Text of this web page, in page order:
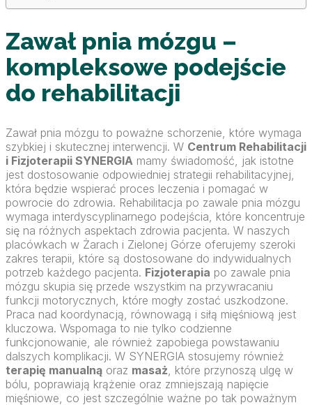
Zawał pnia mózgu –
kompleksowe podejście
do rehabilitacji
Zawał pnia mózgu to poważne schorzenie, które wymaga
szybkiej i skutecznej interwencji. W Centrum Rehabilitacji
i Fizjoterapii SYNERGIA mamy świadomość, jak istotne
jest dostosowanie odpowiedniej strategii rehabilitacyjnej,
która będzie wspierać proces leczenia i pomagać w
powrocie do zdrowia. Rehabilitacja po zawale pnia mózgu
wymaga interdyscyplinarnego podejścia, które koncentruje
się na różnych aspektach zdrowia pacjenta. W naszych
placówkach w Żarach i Zielonej Górze oferujemy szeroki
zakres terapii, które są dostosowane do indywidualnych
potrzeb każdego pacjenta. Fizjoterapia po zawale pnia
mózgu skupia się przede wszystkim na przywracaniu
funkcji motorycznych, które mogły zostać uszkodzone.
Praca nad koordynacją, równowagą i siłą mięśniową jest
kluczowa. Wspomaga to nie tylko codzienne
funkcjonowanie, ale również zapobiega powstawaniu
dalszych komplikacji. W SYNERGIA stosujemy również
terapię manualną oraz masaż, które przynoszą ulgę w
bólu, poprawiają krążenie oraz zmniejszają napięcie
mięśniowe, co jest szczególnie ważne po tak poważnym